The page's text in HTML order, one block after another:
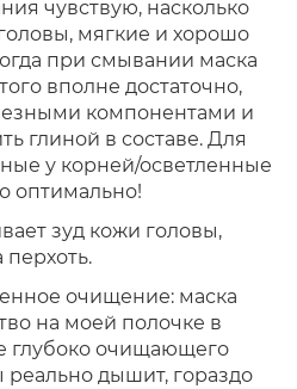
чувствую, насколько
мягкие и хорошо
при смывании маска
вполне достаточно,
компонентами и
глиной в составе. Для
у корней/осветленные
оптимально!
зуд кожи головы,
очищение: маска
на моей полочке в
глубоко очищающего
дышит, гораздо